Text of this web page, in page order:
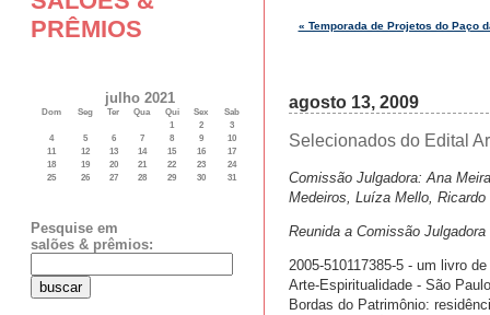
PRÊMIOS
julho 2021
Dom Seg Ter Qua Qui Sex
Sab
1
2
3
4
5 6 7 8 9
10
11
12 13 14 15 16
17
18
19 20 21 22 23
24
25
26 27 28 29 30 31
Pesquise em
salões & prêmios:
« Temporada de Projetos do Paço
agosto 13, 2009
Selecionados do Edital
Comissão Julgadora: Ana
Medeiros, Luíza Mello, Ricardo
Reunida a Comissão
2005-510117385-5 - um livro
Arte-Espiritualidade - São
Bordas do Patrimônio: